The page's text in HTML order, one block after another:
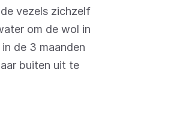
vezels zichzelf
om de wol in
de 3 maanden
buiten uit te